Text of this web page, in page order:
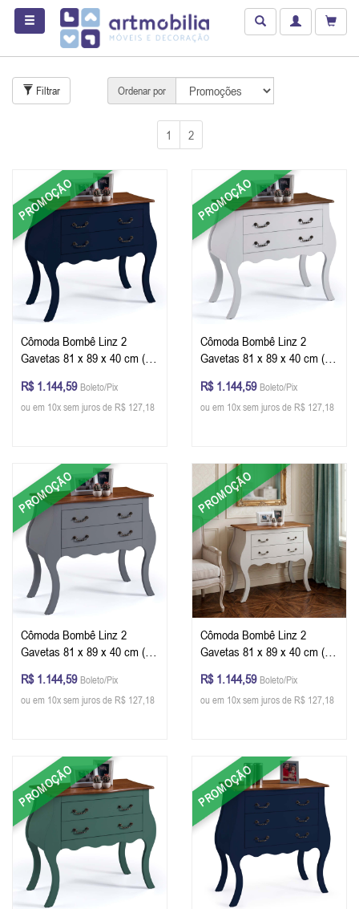
Filtrar Ordenar por
1 2
PROMOÇÃO
Cômoda Bombê Linz 2
Gavetas 81 x 89 x 40 cm (A
Imbuia Glazer
R$ 1.144,59 Boleto/Pix
ou em 10x sem juros de R$ 127,18
PROMOÇÃO
Cômoda Bombê Linz 2
Gavetas 81 x 89 x 40 cm (A
Imbuia Glazer
R$ 1.144,59 Boleto/Pix
ou em 10x sem juros de R$ 127,18
PROMOÇÃO
Cômoda Bombê Linz 2
Gavetas 81 x 89 x 40 cm (A
Imbuia Glazer
R$ 1.144,59 Boleto/Pix
ou em 10x sem juros de R$ 127,18
PROMOÇÃO
Cômoda Bombê Linz 2
Gavetas 81 x 89 x 40 cm (A
Imbuia Glazer
R$ 1.144,59 Boleto/Pix
ou em 10x sem juros de R$ 127,18
PROMOÇÃO PROMOÇÃO